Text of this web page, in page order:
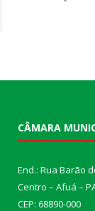
CÂMARA
End.: Rua Barão
Centro – Afuá –
CEP: 68890-000